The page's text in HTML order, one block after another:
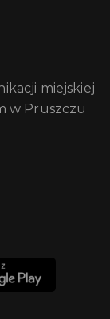
miejskiej
w Pruszczu